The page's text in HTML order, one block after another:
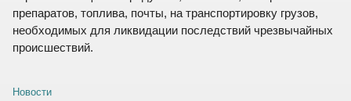
препаратов, топлива, почты, на транспортировку грузов,
необходимых для ликвидации последствий чрезвычайных
происшествий.
Новости